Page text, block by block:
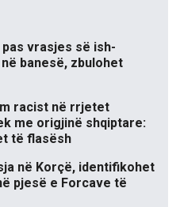
pas vrasjes së ish-
banesë, zbulohet
racist në rrjetet
me origjinë shqiptare:
të flasësh
në Korçë, identifikohet
pjesë e Forcave të